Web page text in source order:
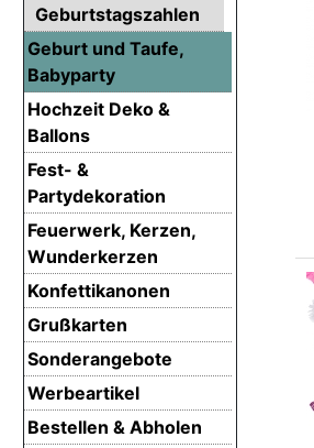
Geburtstagszahlen
Geburt und Taufe,
Babyparty
Hochzeit Deko &
Ballons
Fest- &
Partydekoration
Feuerwerk, Kerzen,
Wunderkerzen
Konfettikanonen
Grußkarten
Sonderangebote
Werbeartikel
Bestellen & Abholen